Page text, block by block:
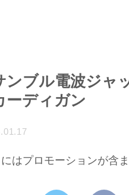
ンブル電波ジャ
ーディガン
はプロモーションが含